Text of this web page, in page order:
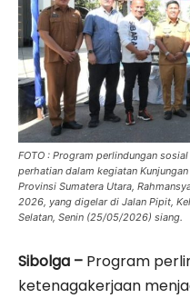
FOTO : Program perlindungan
perhatian dalam kegiatan
Provinsi Sumatera Utara,
2026, yang digelar di Jalan Pipit,
Selatan, Senin (25/05/2026) siang.
Sibolga – Program
ketenagakerjaan